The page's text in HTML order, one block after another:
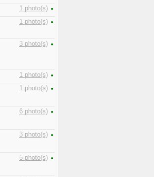
1 photo(s) •
1 photo(s) •
3 photo(s) •
1 photo(s) •
1 photo(s) •
6 photo(s) •
3 photo(s) •
5 photo(s) •